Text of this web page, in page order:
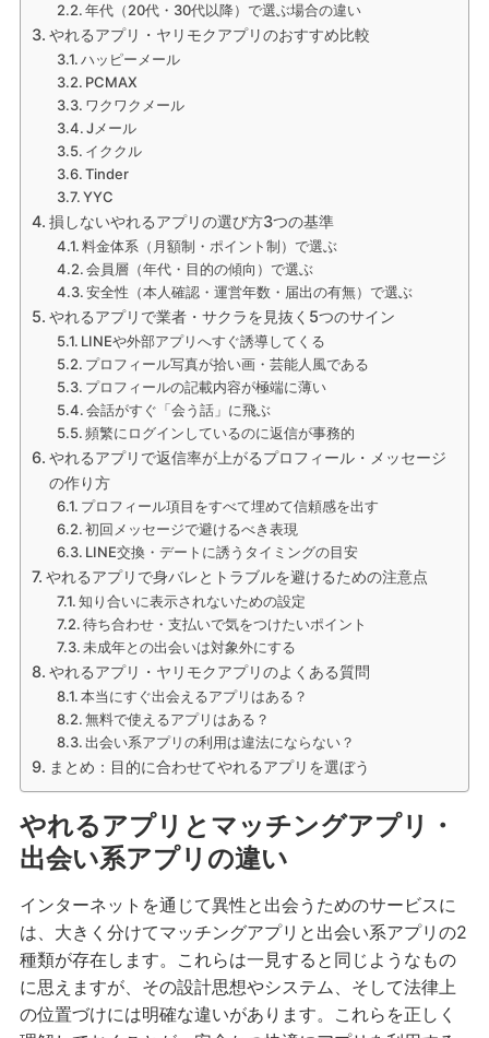
年代（20代・30代以降）で選ぶ場合の違い
やれるアプリ・ヤリモクアプリのおすすめ比較
ハッピーメール
PCMAX
ワクワクメール
Jメール
イククル
Tinder
YYC
損しないやれるアプリの選び方3つの基準
料金体系（月額制・ポイント制）で選ぶ
会員層（年代・目的の傾向）で選ぶ
安全性（本人確認・運営年数・届出の有無）で選ぶ
やれるアプリで業者・サクラを見抜く5つのサイン
LINEや外部アプリへすぐ誘導してくる
プロフィール写真が拾い画・芸能人風である
プロフィールの記載内容が極端に薄い
会話がすぐ「会う話」に飛ぶ
頻繁にログインしているのに返信が事務的
やれるアプリで返信率が上がるプロフィール・メッセージ
の作り方
プロフィール項目をすべて埋めて信頼感を出す
初回メッセージで避けるべき表現
LINE交換・デートに誘うタイミングの目安
やれるアプリで身バレとトラブルを避けるための注意点
知り合いに表示されないための設定
待ち合わせ・支払いで気をつけたいポイント
未成年との出会いは対象外にする
やれるアプリ・ヤリモクアプリのよくある質問
本当にすぐ出会えるアプリはある？
無料で使えるアプリはある？
出会い系アプリの利用は違法にならない？
まとめ：目的に合わせてやれるアプリを選ぼう
やれるアプリとマッチングアプリ・
出会い系アプリの違い
インターネットを通じて異性と出会うためのサービスに
は、大きく分けてマッチングアプリと出会い系アプリの2
種類が存在します。これらは一見すると同じようなもの
に思えますが、その設計思想やシステム、そして法律上
の位置づけには明確な違いがあります。これらを正しく